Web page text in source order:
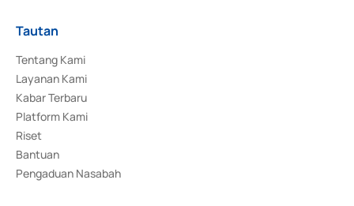
Tautan
Tentang Kami
Layanan Kami
Kabar Terbaru
Platform Kami
Riset
Bantuan
Pengaduan Nasabah